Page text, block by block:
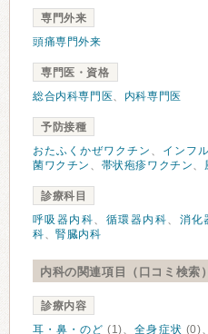
専門外来
頭痛専門外来
専門医・資格
総合内科専門医、 内科専門医
予防接種
おたふくかぜワクチン 、 インフ
菌ワクチン 、 帯状疱疹ワクチン、
診療科目
呼吸器内科、 循環器内科、 消化
科、腎臓内科
内科の関連項目（口コミ検索）
診療内容
耳・鼻・のど (1)、全身症状 (0)、